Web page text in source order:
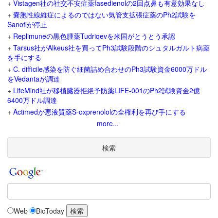
+ Vistagen社の社交不安症薬fasedienolの2回点鼻も有意効果なし
+ 嚢胞性線維症によるのではない気管支拡張症薬のPh2試験を
Sanofiが停止
+ Replimuneの黒色腫薬Tudriqevを米国がとうとう承認
+ Tarsus社がAlkeus社を買ってPh3試験段階のシュタルガルト病薬
を手にする
+ C. difficile感染を防ぐ細菌詰め合わせのPh3試験資金6000万ドル
をVedantaが調達
+ LifeMind社が移植臓器拒絶予防薬LIFE-001のPh2試験資金2億
6400万ドル調達
+ Actimedが悪液質薬S-oxprenololの全権利を再び手にする
more...
検索
Web BioToday